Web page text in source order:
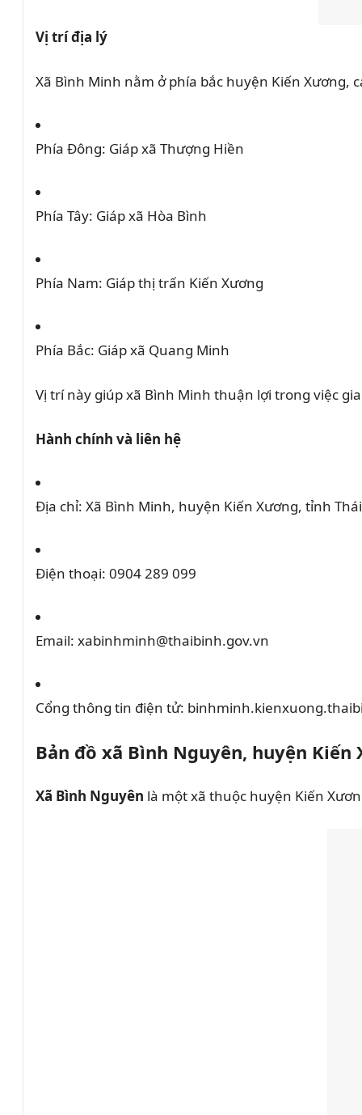
Vị trí địa lý
Xã Bình Minh nằm ở phía bắc huyện Kiến Xương,
Phía Đông: Giáp xã Thượng Hiền
Phía Tây: Giáp xã Hòa Bình
Phía Nam: Giáp thị trấn Kiến Xương
Phía Bắc: Giáp xã Quang Minh
Vị trí này giúp xã Bình Minh thuận lợi trong việc
Hành chính và liên hệ
Địa chỉ: Xã Bình Minh, huyện Kiến Xương, tỉnh
Điện thoại: 0904 289 099
Email: xabinhminh@thaibinh.gov.vn
Cổng thông tin điện tử:
Bản đồ xã Bình Nguyên, huyện Kiến
Xã Bình Nguyên là một xã thuộc huyện Kiến